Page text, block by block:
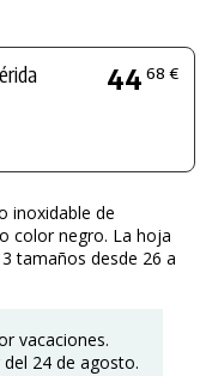
44 68 €
inoxidable de
color negro. La hoja
tamaños desde 26 a
vacaciones.
24 de agosto.